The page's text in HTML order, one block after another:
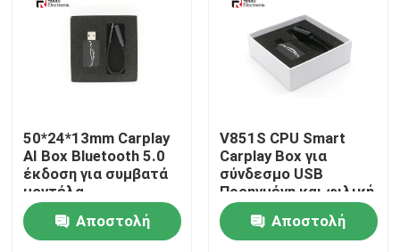
Γύρος εργοστασίων
Ποιοτικός έλεγχος
επαφή
Νέα
Όλες οι περιπτώσεις
50*24*13mm Carplay
AI Box Bluetooth 5.0
έκδοση για συμβατά
μοντέλα
αυτοκινήτων
Αποστολή
V851S CPU Smart
Carplay Box για
σύνδεσμο USB
Προηγμένη και φιλική
προς το χρήστη
εγκατάσταση
Αποστολή